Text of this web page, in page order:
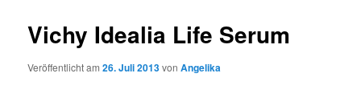
Vichy Idealia Life Serum
Veröffentlicht am26. Juli 2013vonAngelika